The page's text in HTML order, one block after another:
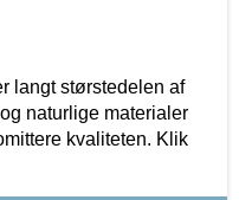
langt størstedelen af
naturlige materialer
kvaliteten. Klik